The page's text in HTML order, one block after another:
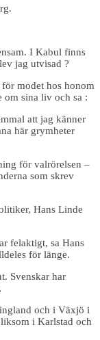
I Kabul finns
jag utvisad ?
modet hos honom
om sina liv och sa :
att jag känner
här grymheter
för valrörelsen –
som skrev
Hans Linde
sa Hans
för länge.
Svenskar har
och i Växjö i
i Karlstad och